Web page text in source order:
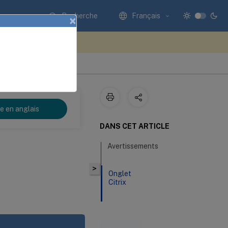
Recherche Français
en anglais
>
DANS CET ARTICLE
Avertissements
Onglet
Citrix
×